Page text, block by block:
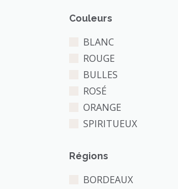
Couleurs
BLANC
ROUGE
BULLES
ROSÉ
ORANGE
SPIRITUEUX
Régions
BORDEAUX